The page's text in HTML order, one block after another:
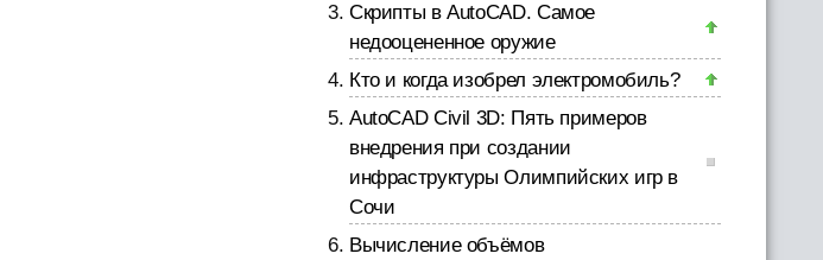
Скрипты в AutoCAD. Самое
недооцененное оружие
Кто и когда изобрел электромобиль?
AutoCAD Civil 3D: Пять примеров
внедрения при создании
инфраструктуры Олимпийских игр в
Сочи
Вычисление объёмов